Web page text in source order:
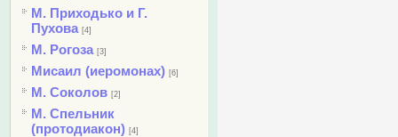
М. Приходько и Г.
Пухова [4]
М. Рогоза [3]
Мисаил (иеромонах) [6]
М. Соколов [2]
М. Спельник
(протодиакон) [4]